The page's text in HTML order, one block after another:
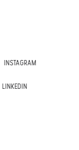
INSTAGRAM
LINKEDIN